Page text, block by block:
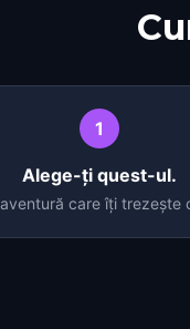
1
Alege-ți quest-ul.
care îți trezește